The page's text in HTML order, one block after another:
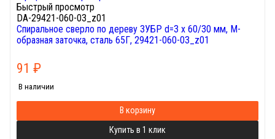
Быстрый просмотр
DA-29421-060-03_z01
Спиральное сверло по дереву ЗУБР d=3 х 60/30 мм, М-
образная заточка, сталь 65Г, 29421-060-03_z01
91 ₽
В наличии
В корзину
Купить в 1 клик